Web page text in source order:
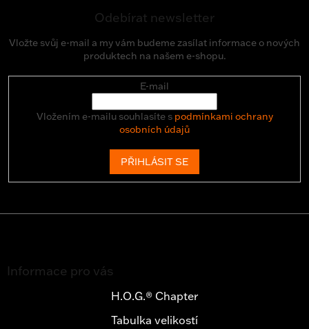
Odebírat newsletter
Vložte svůj e-mail a my vám budeme zasílat informace o nových
produktech na našem e-shopu.
E-mail
Vložením e-mailu souhlasíte s podmínkami ochrany
osobních údajů
PŘIHLÁSIT SE
Informace pro vás
H.O.G.® Chapter
Tabulka velikostí